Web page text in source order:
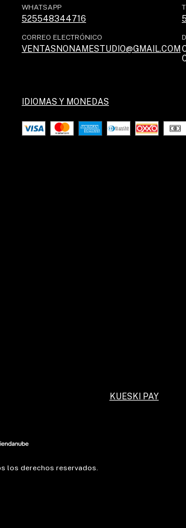
WHATSAPP
525548344716
CORREO ELECTRÓNICO
VENTASNONAMESTUDIO@GMAIL.COM
IDIOMAS Y MONEDAS
KUESKI PAY
los derechos reservados.